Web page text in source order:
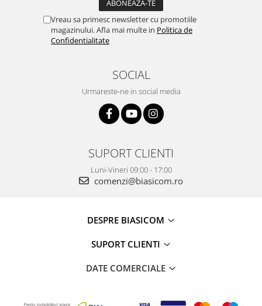
Vreau sa primesc newsletter cu promotiile
magazinului. Afla mai multe in Politica de
Confidentialitate
SOCIAL
Urmareste-ne in social media
SUPORT CLIENTI
Luni-Vineri 09:00 - 17:00
comenzi@biasicom.ro
DESPRE BIASICOM
SUPORT CLIENTI
DATE COMERCIALE